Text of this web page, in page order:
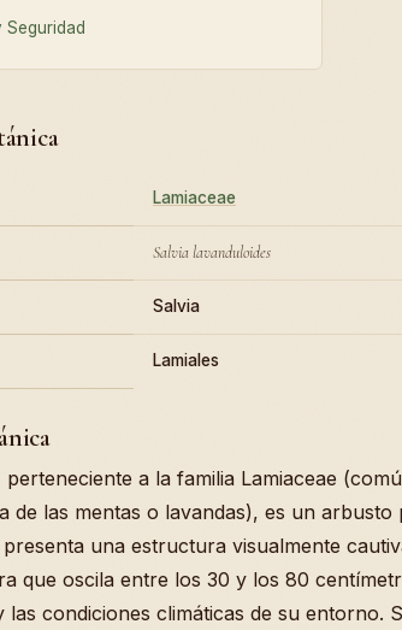
Lamiaceae
Salvia lavanduloides
Salvia
Lamiales
a la familia Lamiaceae
de las mentas o lavandas), es un arbusto
una estructura visualmente
que oscila entre los 30 y los 80
las condiciones climáticas de su entorno.